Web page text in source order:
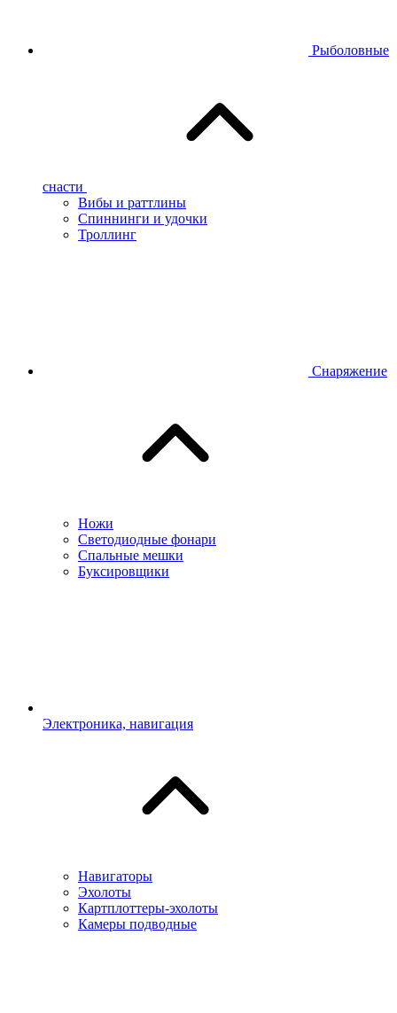
Рыболовные
снасти
Вибы и раттлины
Спиннинги и удочки
Троллинг
Снаряжение
Ножи
Светодиодные фонари
Спальные мешки
Буксировщики
Электроника, навигация
Навигаторы
Эхолоты
Картплоттеры-эхолоты
Камеры подводные